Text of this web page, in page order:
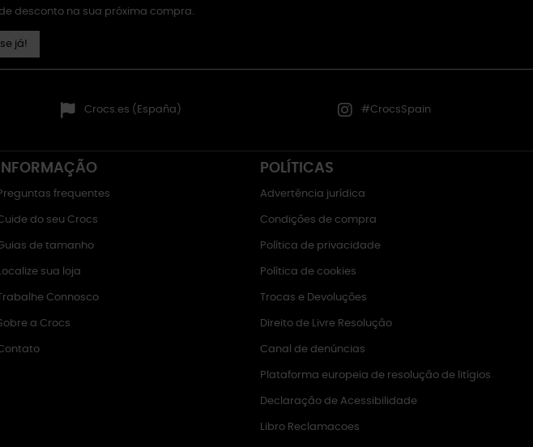
desconto na sua próxima compra.
já!
Crocs.es (España) #CrocsSpain
INFORMAÇÃO
frequentes
do seu Crocs
de tamanho
sua loja
Connosco
a Crocs
POLÍTICAS
Advertência jurídica
Condições de compra
Política de privacidade
Política de cookies
Trocas e Devoluções
Direito de Livre Resolução
Canal de denúncias
Plataforma europeia de resolução de litígios
Declaração de Acessibilidade
Libro Reclamacoes